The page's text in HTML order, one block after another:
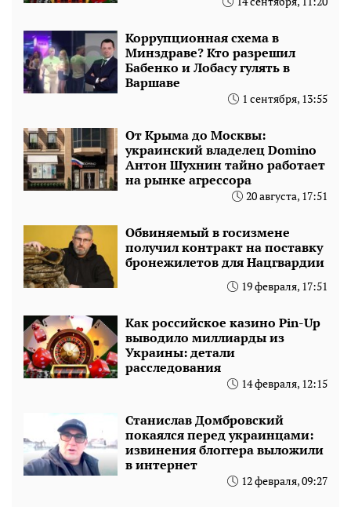
Коррупционная схема в
Минздраве? Кто разрешил
Бабенко и Лобасу гулять в
Варшаве
1 сентября, 13:55
От Крыма до Москвы:
украинский владелец Domino
Антон Шухнин тайно работает
на рынке агрессора
20 августа, 17:51
Обвиняемый в госизмене
получил контракт на поставку
бронежилетов для Нацгвардии
19 февраля, 17:51
Как российское казино Pin-Up
выводило миллиарды из
Украины: детали
расследования
14 февраля, 12:15
Станислав Домбровский
покаялся перед украинцами:
извинения блоггера выложили
в интернет
12 февраля, 09:27